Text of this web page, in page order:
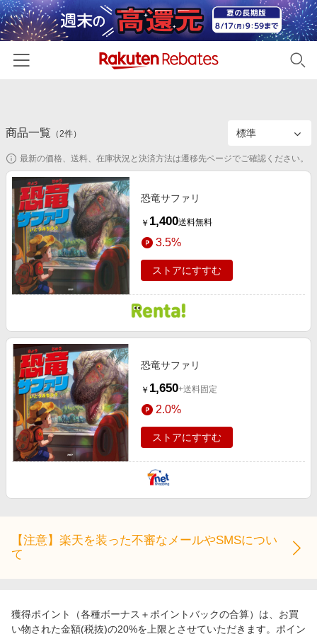
カテゴリー一覧
百貨店・総合ECモール
ファッション・インナー・小物
食品・スイーツ・お酒
日用品・キッチン用品
コスメ・健康・医薬品
キッズ・ベビー用品
家電・PC・スマホ・カメラ
スポーツ・アウトドア・ゴルフ
インテリア・寝具
ペット・花・DIY・車
旅行・レジャー・ホテル予約
生活・お役立ち
金融・マネー・保険
イベント一覧
リーベイツ注目ストア
初回購入者限定特典
対象ストア新規限定特典
新着ストアのご紹介
電子書籍特集
楽天サービス特集
旅行特集
わくわく夏特集
とことん買い物チャレンジ
Apple公式サイト×楽天カード分割払い
Qoo10メガポ
Samsung ボーナスキャンペーン
週末の高還元 夏の長期版
ヘルプ
友達紹介
楽天IDでログイン/会員登録
商品一覧 （2件）
最新の価格、送料、在庫状況と決済方法は遷移先ページでご確認ください。
恐竜サファリ
￥ 1,400送料無料
3.5%
ストアにすすむ
恐竜サファリ
￥ 1,650+送料固定
2.0%
ストアにすすむ
【注意】楽天を装った不審なメールやSMSについ
て
獲得ポイント（各種ボーナス＋ポイントバックの合算）は、お買
い物された金額(税抜)の20%を上限とさせていただきます。ポイン